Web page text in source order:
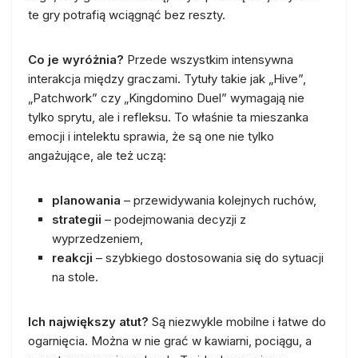
te gry potrafią wciągnąć bez reszty.
Co je wyróżnia? Przede wszystkim intensywna
interakcja między graczami. Tytuły takie jak „Hive”,
„Patchwork” czy „Kingdomino Duel” wymagają nie
tylko sprytu, ale i refleksu. To właśnie ta mieszanka
emocji i intelektu sprawia, że są one nie tylko
angażujące, ale też uczą:
planowania – przewidywania kolejnych ruchów,
strategii – podejmowania decyzji z
wyprzedzeniem,
reakcji – szybkiego dostosowania się do sytuacji
na stole.
Ich największy atut? Są niezwykle mobilne i łatwe do
ogarnięcia. Można w nie grać w kawiarni, pociągu, a